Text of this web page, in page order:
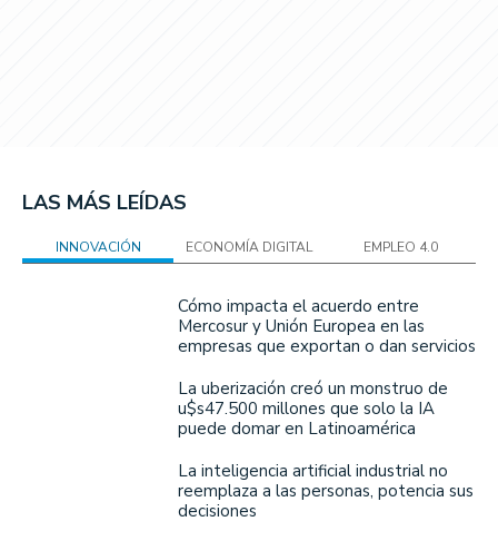
LAS MÁS LEÍDAS
INNOVACIÓN ECONOMÍA DIGITAL EMPLEO 4.0
Cómo impacta el acuerdo entre
Mercosur y Unión Europea en las
empresas que exportan o dan servicios
La uberización creó un monstruo de
u$s47.500 millones que solo la IA
puede domar en Latinoamérica
La inteligencia artificial industrial no
reemplaza a las personas, potencia sus
decisiones